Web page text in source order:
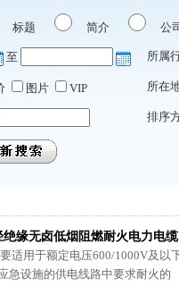
标题 简介 公
至 所属
图片 VIP 所在
排序
绝缘无卤低烟阻燃耐火电力电缆
适用于额定电压600/1000V及以
急设施的供电线路中要求耐火的